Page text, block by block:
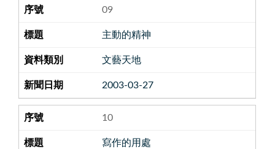
09
主動的精神
文藝天地
2003-03-27
10
寫作的用處